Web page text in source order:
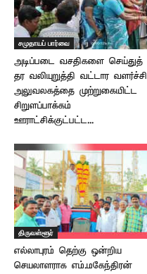
சமுதாயப் பார்வை
அடிப்படை வசதிகளை செய்துத்
தர வலியுறுத்தி வட்டார வளர்ச்சி
அலுவலகத்தை முற்றுகையிட்ட
சிறுளப்பாக்கம்
ஊராட்சிக்குட்பட்ட...
திருவள்ளூர்
எல்லாபுரம் தெற்கு ஒன்றிய
செயலாளராக எம்.மகேந்திரன்